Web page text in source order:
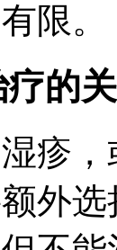
限。
的
疹
外